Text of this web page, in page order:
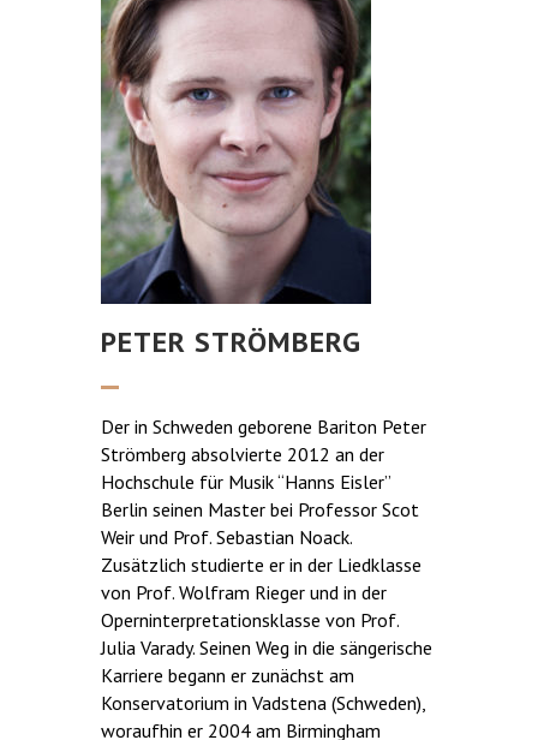
PETER STRÖMBERG
Der in Schweden geborene Bariton Peter
Strömberg absolvierte 2012 an der
Hochschule für Musik “Hanns Eisler”
Berlin seinen Master bei Professor Scot
Weir und Prof. Sebastian Noack.
Zusätzlich studierte er in der Liedklasse
von Prof. Wolfram Rieger und in der
Operninterpretationsklasse von Prof.
Julia Varady. Seinen Weg in die sängerische
Karriere begann er zunächst am
Konservatorium in Vadstena (Schweden),
woraufhin er 2004 am Birmingham